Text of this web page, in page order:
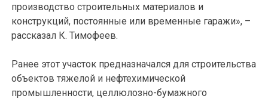
производство строительных материалов и
конструкций, постоянные или временные гаражи», –
рассказал К. Тимофеев.
Ранее этот участок предназначался для строительства
объектов тяжелой и нефтехимической
промышленности, целлюлозно-бумажного